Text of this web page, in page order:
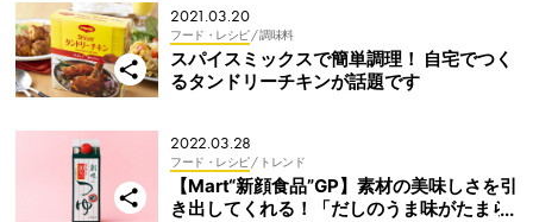
2021.03.20
フード・レシピ/ 調味料
スパイスミックスで簡単調理！ 自宅でつく
るタンドリーチキンが話題です
2022.03.28
フード・レシピ/ トレンド
【Mart“新顔食品”GP】素材の美味しさを引
き出してくれる！「だしのうま味がたまら